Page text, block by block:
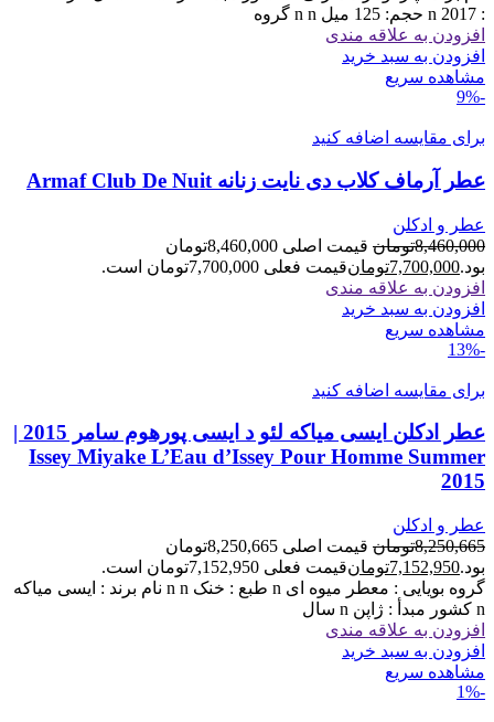
: 2017 n حجم: 125 میل n n گروه
افزودن به علاقه مندی
افزودن به سبد خرید
مشاهده سریع
-9%
برای مقایسه اضافه کنید
عطر آرماف کلاب دی نایت زنانه Armaf Club De Nuit
عطر و ادکلن
8,460,000تومان
قیمت اصلی 8,460,000تومان
بود.7,700,000تومانقیمت فعلی 7,700,000تومان است.
افزودن به علاقه مندی
افزودن به سبد خرید
مشاهده سریع
-13%
برای مقایسه اضافه کنید
عطر ادکلن ایسی میاکه لئو د ایسی پورهوم سامر 2015 |
Issey Miyake L’Eau d’Issey Pour Homme Summer
2015
عطر و ادکلن
8,250,665تومان
قیمت اصلی 8,250,665تومان
بود.7,152,950تومانقیمت فعلی 7,152,950تومان است.
گروه بویایی : معطر میوه ای n طبع : خنک n n نام برند : ایسی میاکه
n کشور مبدأ : ژاپن n سال
افزودن به علاقه مندی
افزودن به سبد خرید
مشاهده سریع
-1%